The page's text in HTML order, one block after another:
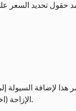
هذا لإضافة
الإزاحة (اختياري) وقم بتنقية الحد. مع تحرك السوق ، سيتم ضبط الخوارزمية تلقائيًا بناءً على المعايير المحددة.